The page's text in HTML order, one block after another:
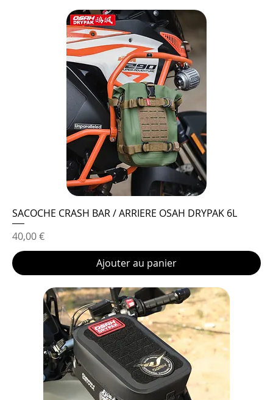
SACOCHE CRASH BAR / ARRIERE OSAH DRYPAK 6L
Prix
40,00 €
Ajouter au panier